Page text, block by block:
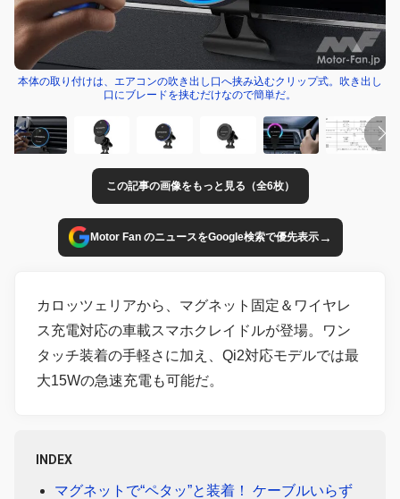
本体の取り付けは、エアコンの吹き出し口へ挟み込むクリップ式。吹き出し
口にブレードを挟むだけなので簡単だ。
この記事の画像をもっと見る（全6枚）
Motor Fan のニュースをGoogle検索で優先表示→
カロッツェリアから、マグネット固定＆ワイヤレ
ス充電対応の車載スマホクレイドルが登場。ワン
タッチ装着の手軽さに加え、Qi2対応モデルでは最
大15Wの急速充電も可能だ。
INDEX
マグネットで“ペタッ”と装着！ ケーブルいらず